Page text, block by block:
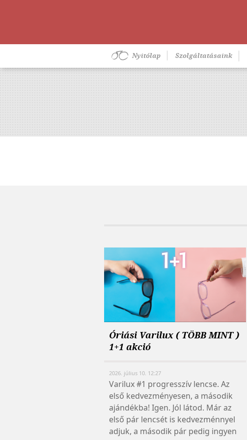
Nyitólap Szolgáltatásaink
Óriási Varilux ( TÖBB MINT )
1+1 akció
2026. július 10. 12:27
Varilux #1 progresszív lencse. Az
első kedvezményesen, a második
ajándékba! Igen. Jól látod. Már az
első pár lencsét is kedvezménnyel
adjuk, a második pár pedig ingyen